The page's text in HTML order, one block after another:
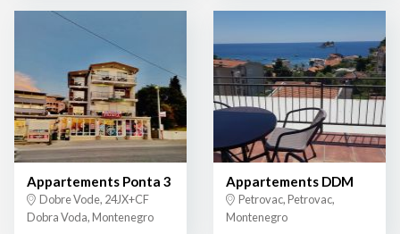
Appartements Ponta 3
Dobre Vode, 24JX+CF
Dobra Voda, Montenegro
Appartements DDM
Petrovac, Petrovac,
Montenegro